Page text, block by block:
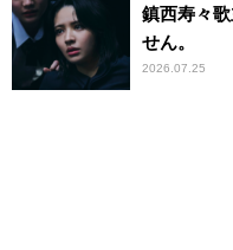
鎮西寿々
せん。
2026.07.25